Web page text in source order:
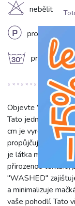
H nebělit
L profesionální
g prát na 30°C
Objevte Viskózu
Tato jednobarevná
cm je vyrobena ze
propůjčuje
je látka měkká,
přirozenou texturu,
"WASHED"
a minimalizuje
vaše pohodlí. Tato